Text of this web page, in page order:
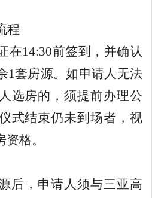
程
在14:30前签到 ，并确认
1套房源。如申请人无法
选房的，须提前办理公
式结束仍未到场者，视
格。
后，申请人须与三亚高